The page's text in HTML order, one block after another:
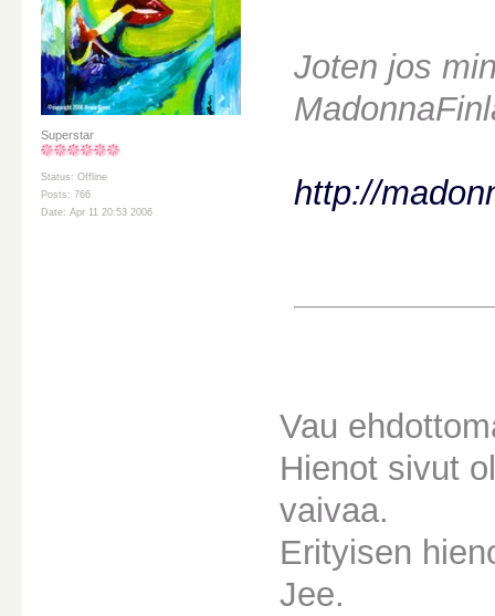
Superstar
Status: Offline
Posts: 766
Date: Apr 11 20:53 2006
Joten jos
http://
Vau
Hienot sivut
vaivaa.
Erityisen
Jee.